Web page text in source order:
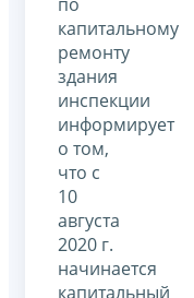
капитальному
ремонту
здания
инспекции
информирует
о том,
что с
10
августа
2020 г.
начинается
капитальный